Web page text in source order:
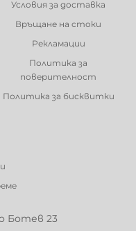
Условия за доставка
Връщане на стоки
Рекламации
Политика за
поверителност
Политика за бисквитки
Ботев 23